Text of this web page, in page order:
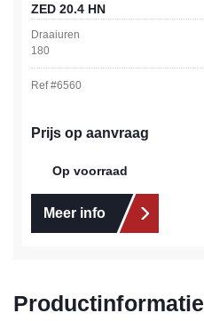
ZED 20.4 HN
Draaiuren
180
Ref #6560
Prijs op aanvraag
Op voorraad
Meer info
Productinformatie